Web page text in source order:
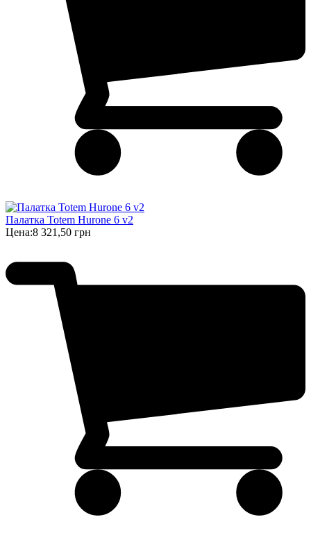
Палатка Totem Hurone 6 v2
Цена:8 321,50 грн